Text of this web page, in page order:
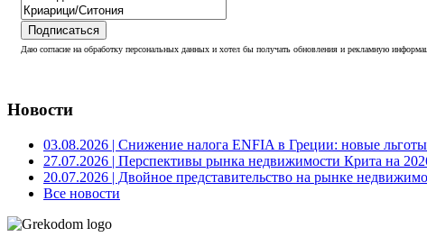
Подписаться
Даю согласие на обработку персональных данных и хотел бы получать обновления и рекламную
Новости
03.08.2026 | Снижение налога ENFIA в Греции: новые
27.07.2026 | Перспективы рынка недвижимости Крита на
20.07.2026 | Двойное представительство на рынке
Все новости